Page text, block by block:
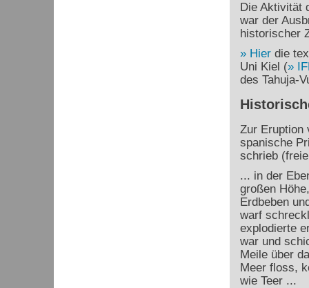
Die Aktivität
war der
historischer
Hierdie
Uni Kiel (
des Tahuja-
Zur Eruption
spanische
schrieb
... in der
großen
Erdbeben
warf
explodierte
war und
Meile über
Meer floss,
wie Teer ...